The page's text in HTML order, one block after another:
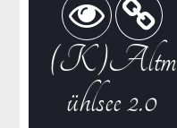
(K)Altm
ühlsee 2.0